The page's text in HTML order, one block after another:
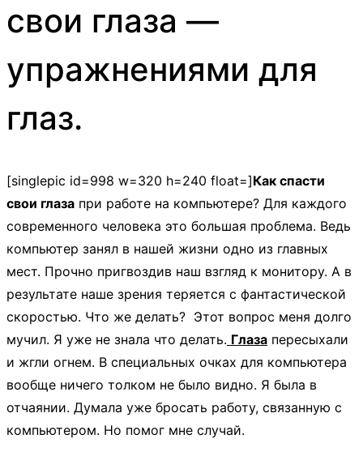
свои глаза —
упражнениями для
глаз.
[singlepic id=998 w=320 h=240 float=]Как спасти
свои глаза при работе на компьютере? Для каждого
современного человека это большая проблема. Ведь
компьютер занял в нашей жизни одно из главных
мест. Прочно пригвоздив наш взгляд к монитору. А в
результате наше зрения теряется с фантастической
скоростью. Что же делать? Этот вопрос меня долго
мучил. Я уже не знала что делать. Глаза пересыхали
и жгли огнем. В специальных очках для компьютера
вообще ничего толком не было видно. Я была в
отчаянии. Думала уже бросать работу, связанную с
компьютером. Но помог мне случай.